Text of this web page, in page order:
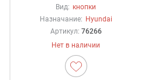
Вид: кнопки
Назначание: Hyundai
Артикул: 76266
Нет в наличии